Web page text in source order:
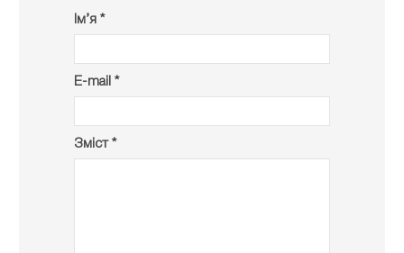
Ім’я *
E-mail *
Зміст *